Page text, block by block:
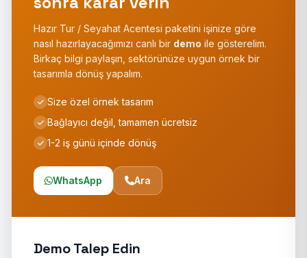
Hazır Tur / Seyahat Acentesi paketini işinize göre
nasıl hazırlayacağımızı canlı bir demo ile gösterelim.
Birkaç bilgi paylaşın, sektörünüze uygun örnek bir
tasarımla dönüş yapalım.
Size özel örnek tasarım
Bağlayıcı değil, tamamen ücretsiz
1-2 iş günü içinde dönüş
WhatsApp Ara
Demo Talep Edin